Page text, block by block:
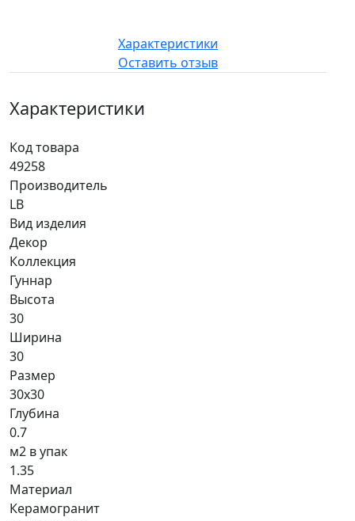
Характеристики
Оставить отзыв
Характеристики
Код товара
49258
Производитель
LB
Вид изделия
Декор
Коллекция
Гуннар
Высота
30
Ширина
30
Размер
30x30
Глубина
0.7
м2 в упак
1.35
Материал
Керамогранит